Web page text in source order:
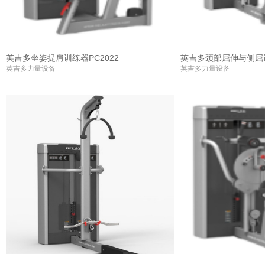
英吉多坐姿提肩训练器PC2022
英吉多力量设备
英吉多颈部屈伸与侧
英吉多力量设备